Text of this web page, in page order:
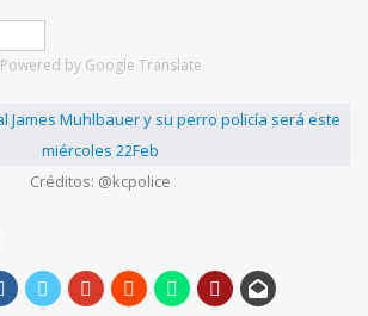
Powered by Google Translate
Créditos: @kcpolice